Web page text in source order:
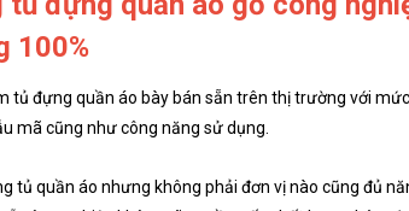
100%
tủ đựng quần áo bày bán sẵn trên thị trường với
mã cũng như công năng sử dụng.
tủ quần áo nhưng không phải đơn vị nào cũng đủ